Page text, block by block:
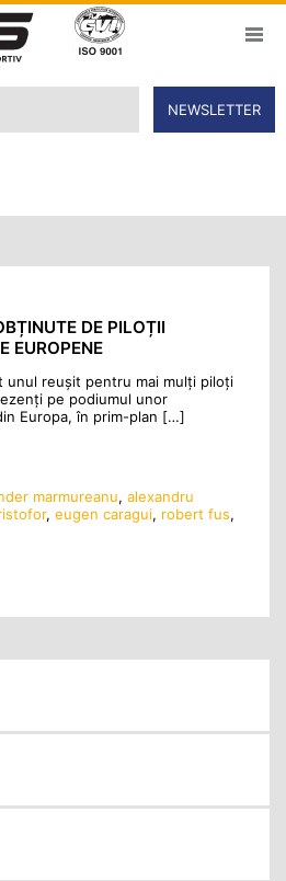
NEWSLETTER
DE PILOȚII
EUROPENE
unul reușit pentru mai mulți piloți
pe podiumul unor
Europa, în prim-plan […]
marmureanu, alexandru
, eugen caragui, robert fus,